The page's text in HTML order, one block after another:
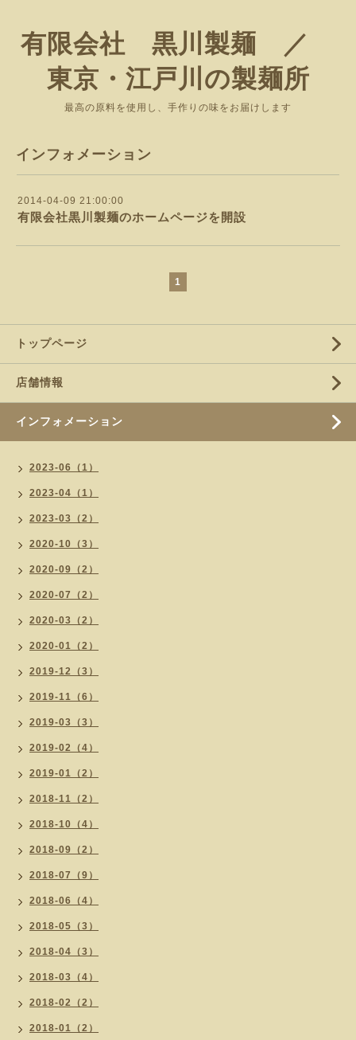
有限会社 黒川製麺 ／
東京・江戸川の製麺所
最高の原料を使用し、手作りの味をお届けします
インフォメーション
2014-04-09 21:00:00
有限会社黒川製麺のホームページを開設
1
トップページ
店舗情報
インフォメーション
2023-06（1）
2023-04（1）
2023-03（2）
2020-10（3）
2020-09（2）
2020-07（2）
2020-03（2）
2020-01（2）
2019-12（3）
2019-11（6）
2019-03（3）
2019-02（4）
2019-01（2）
2018-11（2）
2018-10（4）
2018-09（2）
2018-07（9）
2018-06（4）
2018-05（3）
2018-04（3）
2018-03（4）
2018-02（2）
2018-01（2）